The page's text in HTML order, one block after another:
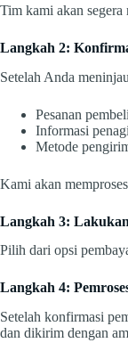
Tim kami akan
Langkah 2:
Setelah Anda
Pesanan
Informasi
Metode
Kami akan
Langkah 3:
Pilih dari opsi
Langkah 4:
Setelah konfirmasi
dan dikirim dengan